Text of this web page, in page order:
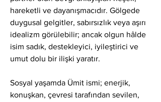
hareketli ve dayanışmacıdır. Gölgede
duygusal gelgitler, sabırsızlık veya aşırı
idealizm görülebilir; ancak olgun hâlde
isim sadık, destekleyici, iyileştirici ve
umut dolu bir ilişki yaratır.
Sosyal yaşamda Ümit ismi; enerjik,
konuşkan, çevresi tarafından sevilen,